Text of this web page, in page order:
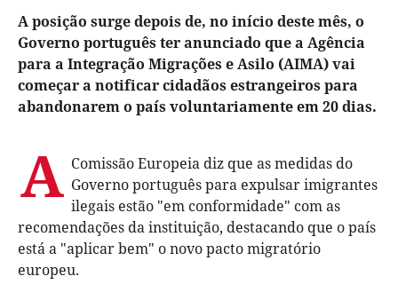
A posição surge depois de, no início deste mês, o
Governo português ter anunciado que a Agência
para a Integração Migrações e Asilo (AIMA) vai
começar a notificar cidadãos estrangeiros para
abandonarem o país voluntariamente em 20 dias.
A Comissão Europeia diz que as medidas do
Governo português para expulsar imigrantes
ilegais estão "em conformidade" com as
recomendações da instituição, destacando que o país
está a "aplicar bem" o novo pacto migratório
europeu.